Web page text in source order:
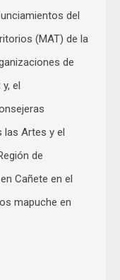
del
(MAT) de la
de
el
las Artes y el
de
Cañete en el
mapuche en